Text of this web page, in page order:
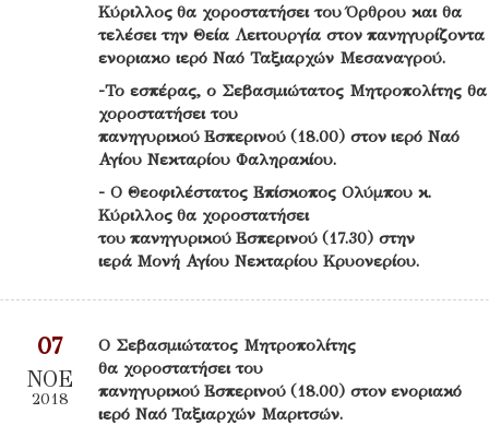
Κύριλλος θα χοροστατήσει του Όρθρου και θα
τελέσει την Θεία Λειτουργία στον πανηγυρίζοντα
ενοριακο ιερό Ναό Ταξιαρχών Μεσαναγρού.
-Το εσπέρας, ο Σεβασμιώτατος Μητροπολίτης θα
χοροστατήσει του
πανηγυρικού Εσπερινού (18.00) στον ιερό Ναό
Αγίου Νεκταρίου Φαληρακίου.
- O Θεοφιλέστατος Επίσκοπος Ολύμπου κ.
Κύριλλος θα χοροστατήσει
του πανηγυρικού Εσπερινού (17.30) στην
ιερά Μονή Αγίου Νεκταρίου Κρυονερίου.
07
ΝΟΕ
2018
Ο Σεβασμιώτατος Μητροπολίτης
θα χοροστατήσει του
πανηγυρικού Εσπερινού (18.00) στον ενοριακό
ιερό Ναό Ταξιαρχών Μαριτσών.